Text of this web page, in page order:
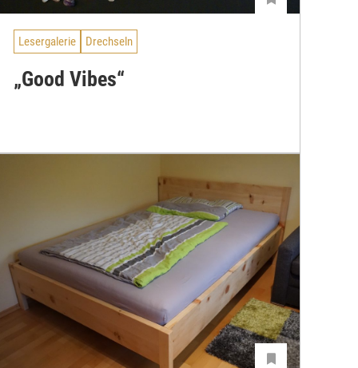
Lesergalerie Drechseln
„Good Vibes“